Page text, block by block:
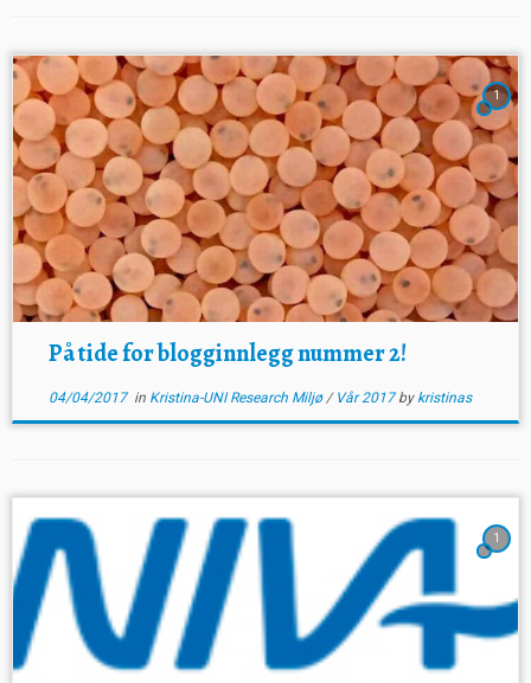
1
På tide for blogginnlegg nummer 2!
04/04/2017in Kristina-UNI Research Miljø/ Vår 2017by kristinas
1